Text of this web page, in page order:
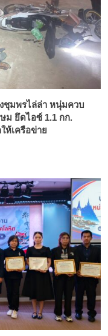
ชุมพรไล่ล่า หนุ่มควบ
ม ยึดไอซ์ 1.1 กก.
ห้เครือข่าย